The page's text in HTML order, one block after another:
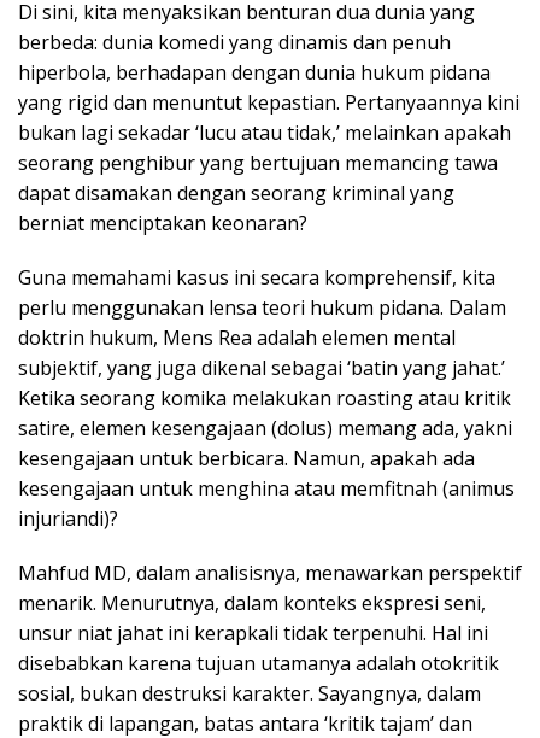
Di sini, kita menyaksikan benturan dua dunia yang
berbeda: dunia komedi yang dinamis dan penuh
hiperbola, berhadapan dengan dunia hukum pidana
yang rigid dan menuntut kepastian. Pertanyaannya kini
bukan lagi sekadar ‘lucu atau tidak,’ melainkan apakah
seorang penghibur yang bertujuan memancing tawa
dapat disamakan dengan seorang kriminal yang
berniat menciptakan keonaran?
Guna memahami kasus ini secara komprehensif, kita
perlu menggunakan lensa teori hukum pidana. Dalam
doktrin hukum, Mens Rea adalah elemen mental
subjektif, yang juga dikenal sebagai ‘batin yang jahat.’
Ketika seorang komika melakukan roasting atau kritik
satire, elemen kesengajaan (dolus) memang ada, yakni
kesengajaan untuk berbicara. Namun, apakah ada
kesengajaan untuk menghina atau memfitnah (animus
injuriandi)?
Mahfud MD, dalam analisisnya, menawarkan perspektif
menarik. Menurutnya, dalam konteks ekspresi seni,
unsur niat jahat ini kerapkali tidak terpenuhi. Hal ini
disebabkan karena tujuan utamanya adalah otokritik
sosial, bukan destruksi karakter. Sayangnya, dalam
praktik di lapangan, batas antara ‘kritik tajam’ dan